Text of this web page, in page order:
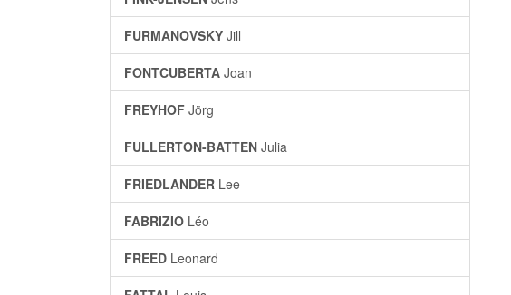
FURMANOVSKY Jill
FONTCUBERTA Joan
FREYHOF Jörg
FULLERTON-BATTEN Julia
FRIEDLANDER Lee
FABRIZIO Léo
FREED Leonard